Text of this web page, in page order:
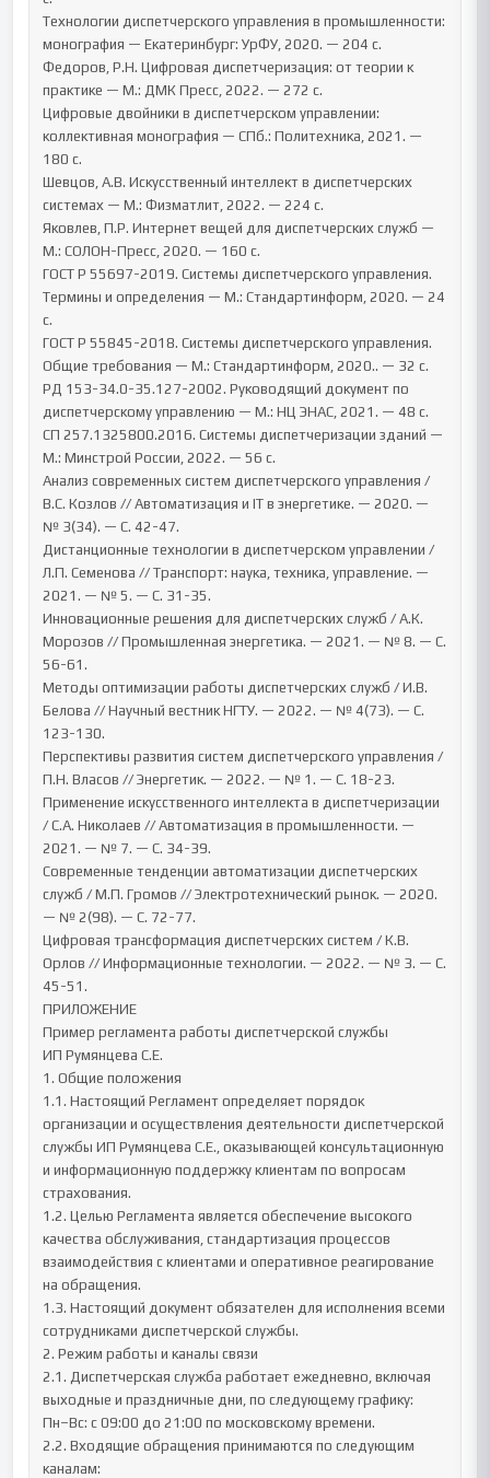
Технологии диспетчерского управления в промышленности:
монография — Екатеринбург: УрФУ, 2020. — 204 с.
Федоров, Р.Н. Цифровая диспетчеризация: от теории к
практике — М.: ДМК Пресс, 2022. — 272 с.
Цифровые двойники в диспетчерском управлении:
коллективная монография — СПб.: Политехника, 2021. —
180 с.
Шевцов, А.В. Искусственный интеллект в диспетчерских
системах — М.: Физматлит, 2022. — 224 с.
Яковлев, П.Р. Интернет вещей для диспетчерских служб —
М.: СОЛОН-Пресс, 2020. — 160 с.
ГОСТ Р 55697-2019. Системы диспетчерского управления.
Термины и определения — М.: Стандартинформ, 2020. — 24
с.
ГОСТ Р 55845-2018. Системы диспетчерского управления.
Общие требования — М.: Стандартинформ, 2020.. — 32 с.
РД 153-34.0-35.127-2002. Руководящий документ по
диспетчерскому управлению — М.: НЦ ЭНАС, 2021. — 48 с.
СП 257.1325800.2016. Системы диспетчеризации зданий —
М.: Минстрой России, 2022. — 56 с.
Анализ современных систем диспетчерского управления /
В.С. Козлов // Автоматизация и IT в энергетике. — 2020. —
№ 3(34). — С. 42-47.
Дистанционные технологии в диспетчерском управлении /
Л.П. Семенова // Транспорт: наука, техника, управление. —
2021. — № 5. — С. 31-35.
Инновационные решения для диспетчерских служб / А.К.
Морозов // Промышленная энергетика. — 2021. — № 8. — С.
56-61.
Методы оптимизации работы диспетчерских служб / И.В.
Белова // Научный вестник НГТУ. — 2022. — № 4(73). — С.
123-130.
Перспективы развития систем диспетчерского управления /
П.Н. Власов // Энергетик. — 2022. — № 1. — С. 18-23.
Применение искусственного интеллекта в диспетчеризации
/ С.А. Николаев // Автоматизация в промышленности. —
2021. — № 7. — С. 34-39.
Современные тенденции автоматизации диспетчерских
служб / М.П. Громов // Электротехнический рынок. — 2020.
— № 2(98). — С. 72-77.
Цифровая трансформация диспетчерских систем / К.В.
Орлов // Информационные технологии. — 2022. — № 3. — С.
45-51.
ПРИЛОЖЕНИЕ
Пример регламента работы диспетчерской службы
ИП Румянцева С.Е.
1. Общие положения
1.1. Настоящий Регламент определяет порядок
организации и осуществления деятельности диспетчерской
службы ИП Румянцева С.Е., оказывающей консультационную
и информационную поддержку клиентам по вопросам
страхования.
1.2. Целью Регламента является обеспечение высокого
качества обслуживания, стандартизация процессов
взаимодействия с клиентами и оперативное реагирование
на обращения.
1.3. Настоящий документ обязателен для исполнения всеми
сотрудниками диспетчерской службы.
2. Режим работы и каналы связи
2.1. Диспетчерская служба работает ежедневно, включая
выходные и праздничные дни, по следующему графику:
Пн–Вс: с 09:00 до 21:00 по московскому времени.
2.2. Входящие обращения принимаются по следующим
каналам: